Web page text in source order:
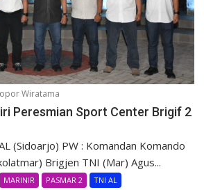
Wiratama
Peresmian Sport Center Brigif 2
(Sidoarjo) PW : Komandan Komando
Brigjen TNI (Mar) Agus...
MARINIR PASMAR 2 TNI AL